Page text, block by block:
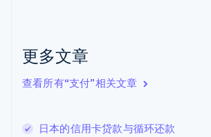
更多文章
查看所有“支付”相关文章
日本的信用卡贷款与循环还款
English
English
卢森堡